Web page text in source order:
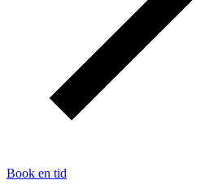
Book en tid